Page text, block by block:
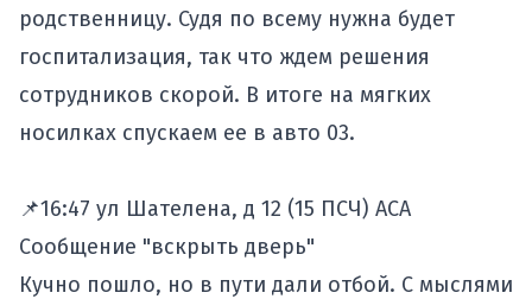
родственницу. Судя по всему нужна будет
госпитализация, так что ждем решения
сотрудников скорой. В итоге на мягких
носилках спускаем ее в авто 03.
📌16:47 ул Шателена, д 12 (15 ПСЧ) АСА
Сообщение "вскрыть дверь"
Кучно пошло, но в пути дали отбой. С мыслями